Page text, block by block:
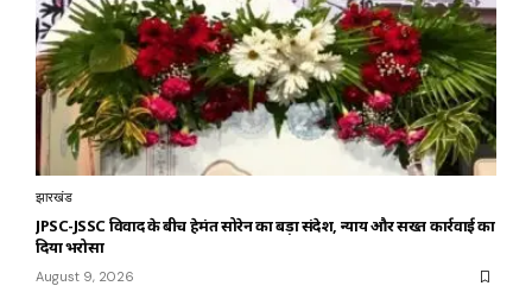
झारखंड
JPSC-JSSC विवाद के बीच हेमंत सोरेन का बड़ा संदेश, न्याय और सख्त कार्रवाई का
दिया भरोसा
August 9, 2026